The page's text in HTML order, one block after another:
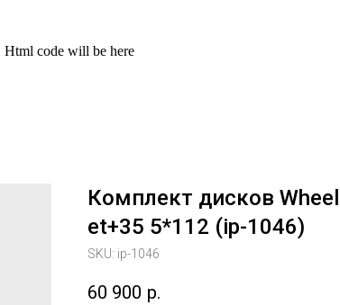
Html code will be here
Комплект дисков
et+35 5*112 (ip-1046)
SKU: ip-1046
60 900 р.